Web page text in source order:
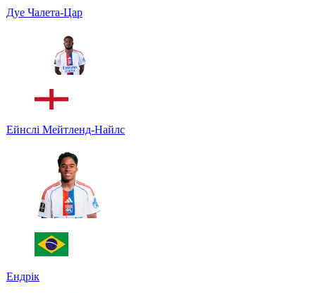
Дуе Чалета-Цар
Ейнслі Мейтленд-Найлс
Ендрік